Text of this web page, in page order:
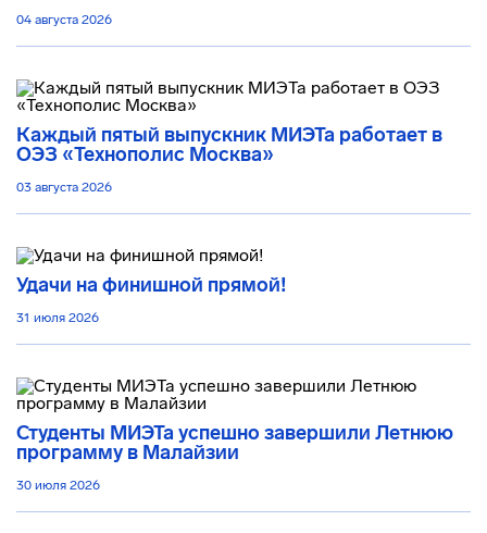
04 августа 2026
Каждый пятый выпускник МИЭТа работает в
ОЭЗ «Технополис Москва»
03 августа 2026
Удачи на финишной прямой!
31 июля 2026
Студенты МИЭТа успешно завершили Летнюю
программу в Малайзии
30 июля 2026